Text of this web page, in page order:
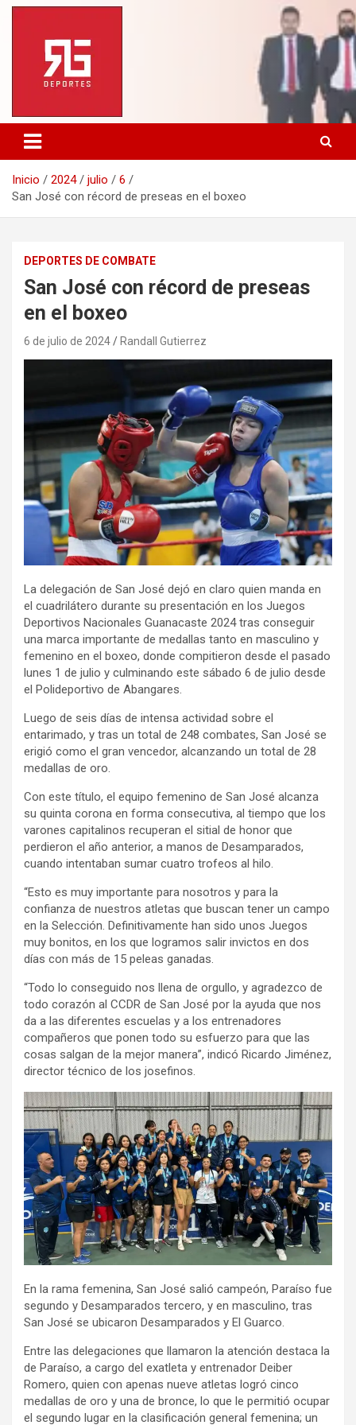
Saltar
contenido
Inicio 2024 julio
6
San José con récord de preseas en el boxeo
DEPORTES DE COMBATE
San José con récord de preseas
en el boxeo
6 de julio de 2024 Randall Gutierrez
La delegación de San José dejó en claro quien manda en
el cuadrilátero durante su presentación en los Juegos
Deportivos Nacionales Guanacaste 2024 tras conseguir
una marca importante de medallas tanto en masculino y
femenino en el boxeo, donde compitieron desde el pasado
lunes 1 de julio y culminando este sábado 6 de julio desde
el Polideportivo de Abangares.
Luego de seis días de intensa actividad sobre el
entarimado, y tras un total de 248 combates, San José se
erigió como el gran vencedor, alcanzando un total de 28
medallas de oro.
Con este título, el equipo femenino de San José alcanza
su quinta corona en forma consecutiva, al tiempo que los
varones capitalinos recuperan el sitial de honor que
perdieron el año anterior, a manos de Desamparados,
cuando intentaban sumar cuatro trofeos al hilo.
“Esto es muy importante para nosotros y para la
confianza de nuestros atletas que buscan tener un campo
en la Selección. Definitivamente han sido unos Juegos
muy bonitos, en los que logramos salir invictos en dos
días con más de 15 peleas ganadas.
“Todo lo conseguido nos llena de orgullo, y agradezco de
todo corazón al CCDR de San José por la ayuda que nos
da a las diferentes escuelas y a los entrenadores
compañeros que ponen todo su esfuerzo para que las
cosas salgan de la mejor manera”, indicó Ricardo Jiménez,
director técnico de los josefinos.
En la rama femenina, San José salió campeón, Paraíso fue
segundo y Desamparados tercero, y en masculino, tras
San José se ubicaron Desamparados y El Guarco.
Entre las delegaciones que llamaron la atención destaca la
de Paraíso, a cargo del exatleta y entrenador Deiber
Romero, quien con apenas nueve atletas logró cinco
medallas de oro y una de bronce, lo que le permitió ocupar
el segundo lugar en la clasificación general femenina; un